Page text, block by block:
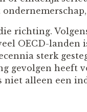
richting.
OECD-landen
sterk
gevolgen
niet alleen een